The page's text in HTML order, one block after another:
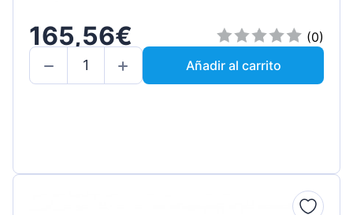
165,56€
(0)
Añadir al carrito